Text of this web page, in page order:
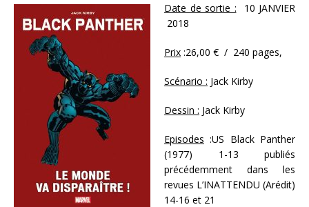
Date de sortie : 10 JANVIER
2018
Prix :26,00 € / 240 pages,
Scénario : Jack Kirby
Dessin : Jack Kirby
Episodes :US Black Panther
(1977) 1-13 publiés
précédemment dans les
revues L’INATTENDU (Arédit)
14-16 et 21